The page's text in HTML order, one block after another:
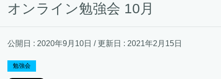
オンライン勉強会 10月
公開日 : 2020年9月10日 / 更新日 : 2021年2月15日
勉強会